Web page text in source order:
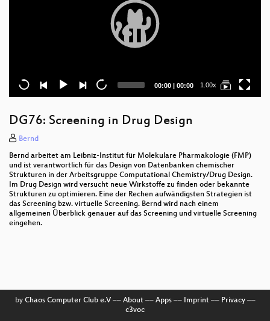
Current
00:00 | Total
00:00 1.00x
DG76: Screening in Drug Design
Bernd
Bernd arbeitet am Leibniz-Institut für Molekulare Pharmakologie (FMP)
und ist verantwortlich für das Design von Datenbanken chemischer
Strukturen in der Arbeitsgruppe Computational Chemistry/Drug Design.
Im Drug Design wird versucht neue Wirkstoffe zu finden oder bekannte
Strukturen zu optimieren. Eine der Rechen aufwändigsten Strategien ist
das Screening bzw. virtuelle Screening. Bernd wird nach einem
allgemeinen Überblick genauer auf das Screening und virtuelle Screening
eingehen.
by Chaos Computer Club e.V–– About–– Apps–– Imprint–– Privacy––
c3voc